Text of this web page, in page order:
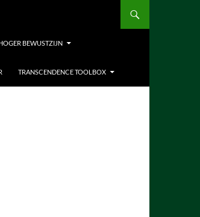
BEWUSTZIJN
TRANSCENDENCE TOOLBOX